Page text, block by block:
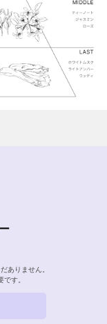
ありません。
です。